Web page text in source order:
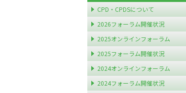
CPD・CPDSについて
2026フォーラム開催状況
2025オンラインフォーラム
2025フォーラム開催状況
2024オンラインフォーラム
2024フォーラム開催状況